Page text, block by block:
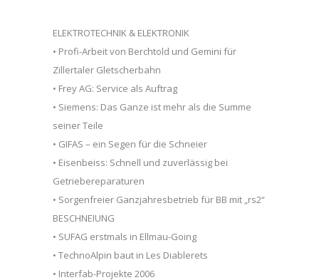
ELEKTROTECHNIK & ELEKTRONIK
• Profi-Arbeit von Berchtold und Gemini für
Zillertaler Gletscherbahn
• Frey AG: Service als Auftrag
• Siemens: Das Ganze ist mehr als die Summe
seiner Teile
• GIFAS – ein Segen für die Schneier
• Eisenbeiss: Schnell und zuverlässig bei
Getriebereparaturen
• Sorgenfreier Ganzjahresbetrieb für BB mit „rs2“
BESCHNEIUNG
• SUFAG erstmals in Ellmau-Going
• TechnoAlpin baut in Les Diablerets
• Interfab-Projekte 2006